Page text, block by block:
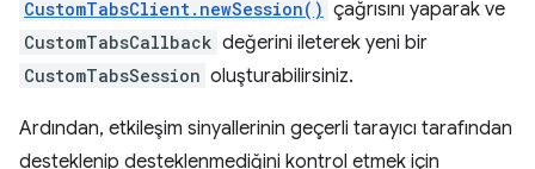
CustomTabsClient.newSession() çağrısını yaparak ve
CustomTabsCallback değerini ileterek yeni bir
CustomTabsSession oluşturabilirsiniz.
Ardından, etkileşim sinyallerinin geçerli tarayıcı tarafından
desteklenip desteklenmediğini kontrol etmek için